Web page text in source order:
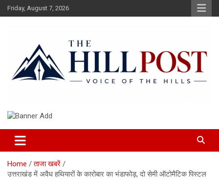
Skip
to
Friday, August 7, 2026
The Hillpost
Home
ताजा खबरें
उत्तराखंड में अवैध हथियारों के कारोबार का भंडाफोड़, दो सेमी ऑटोमैटिक पिस्टल